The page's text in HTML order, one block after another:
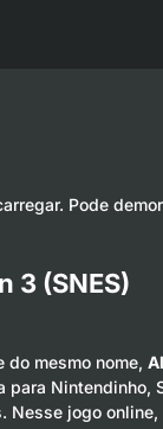
Pode
3 (SNES)
do mesmo nome,
para Nintendinho,
Nesse jogo